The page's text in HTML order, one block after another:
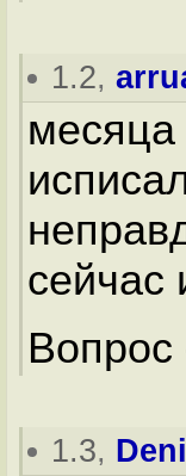
1.2,
месяца
сейчас
1.3,